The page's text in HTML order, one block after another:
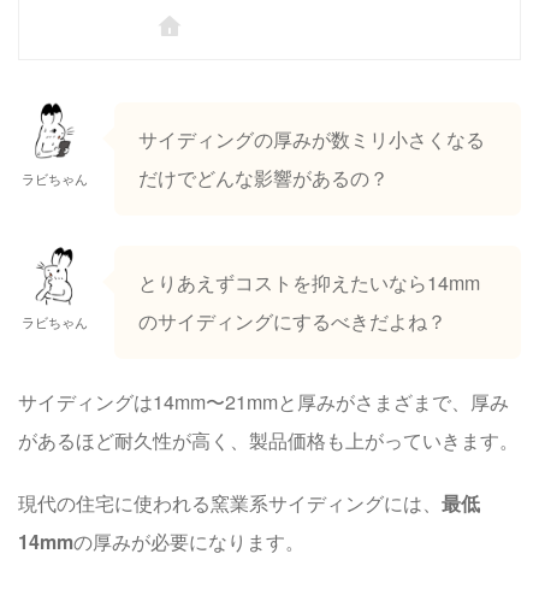
ラビちゃん
サイディングの厚みが数ミリ小さくなる
だけでどんな影響があるの？
ラビちゃん
とりあえずコストを抑えたいなら14mm
のサイディングにするべきだよね？
サイディングは14mm〜21mmと厚みがさまざまで、厚み
があるほど耐久性が高く、製品価格も上がっていきます。
現代の住宅に使われる窯業系サイディングには、 最低
14mmの厚みが必要になります。